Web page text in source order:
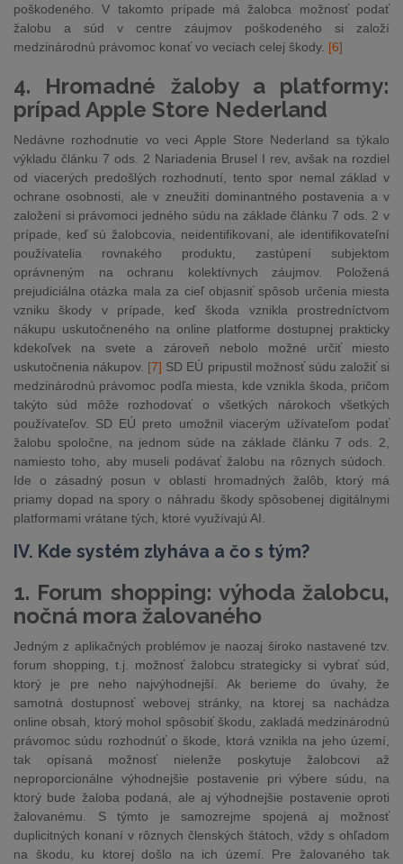
poškodeného. V takomto prípade má žalobca možnosť podať
žalobu a súd v centre záujmov poškodeného si založí
medzinárodnú právomoc konať vo veciach celej škody. [6]
4. Hromadné žaloby a platformy:
prípad Apple Store Nederland
Nedávne rozhodnutie vo veci Apple Store Nederland sa týkalo
výkladu článku 7 ods. 2 Nariadenia Brusel I rev, avšak na rozdiel
od viacerých predošlých rozhodnutí, tento spor nemal základ v
ochrane osobnosti, ale v zneužití dominantného postavenia a v
založení si právomoci jedného súdu na základe článku 7 ods. 2 v
prípade, keď sú žalobcovia, neidentifikovaní, ale identifikovateľní
používatelia rovnakého produktu, zastúpení subjektom
oprávneným na ochranu kolektívnych záujmov. Položená
prejudiciálna otázka mala za cieľ objasniť spôsob určenia miesta
vzniku škody v prípade, keď škoda vznikla prostredníctvom
nákupu uskutočneného na online platforme dostupnej prakticky
kdekoľvek na svete a zároveň nebolo možné určiť miesto
uskutočnenia nákupov. [7] SD EÚ pripustil možnosť súdu založiť si
medzinárodnú právomoc podľa miesta, kde vznikla škoda, pričom
takýto súd môže rozhodovať o všetkých nárokoch všetkých
používateľov. SD EÚ preto umožnil viacerým užívateľom podať
žalobu spoločne, na jednom súde na základe článku 7 ods. 2,
namiesto toho, aby museli podávať žalobu na rôznych súdoch.
Ide o zásadný posun v oblasti hromadných žalôb, ktorý má
priamy dopad na spory o náhradu škody spôsobenej digitálnymi
platformami vrátane tých, ktoré využívajú AI.
IV. Kde systém zlyháva a čo s tým?
1. Forum shopping: výhoda žalobcu,
nočná mora žalovaného
Jedným z aplikačných problémov je naozaj široko nastavené tzv.
forum shopping, t.j. možnosť žalobcu strategicky si vybrať súd,
ktorý je pre neho najvýhodnejší. Ak berieme do úvahy, že
samotná dostupnosť webovej stránky, na ktorej sa nachádza
online obsah, ktorý mohol spôsobiť škodu, zakladá medzinárodnú
právomoc súdu rozhodnúť o škode, ktorá vznikla na jeho území,
tak opísaná možnosť nielenže poskytuje žalobcovi až
neproporcionálne výhodnejšie postavenie pri výbere súdu, na
ktorý bude žaloba podaná, ale aj výhodnejšie postavenie oproti
žalovanému. S týmto je samozrejme spojená aj možnosť
duplicitných konaní v rôznych členských štátoch, vždy s ohľadom
na škodu, ku ktorej došlo na ich území. Pre žalovaného tak